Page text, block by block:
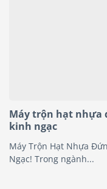
Máy trộn hạt nhựa
kinh ngạc
Máy Trộn Hạt Nhựa
Ngạc! Trong ngành...